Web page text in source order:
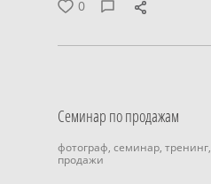
0
Семинар по продажам
фотограф, семинар, тренинг,
продажи